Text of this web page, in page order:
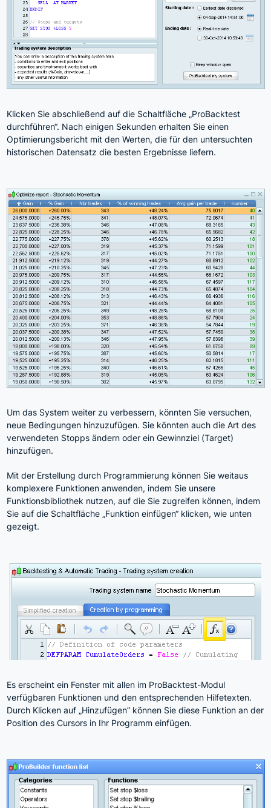
Klicken Sie abschließend auf die Schaltfläche „ProBacktest
durchführen“. Nach einigen Sekunden erhalten Sie einen
Optimierungsbericht mit den Werten, die für den untersuchten
historischen Datensatz die besten Ergebnisse liefern.
Um das System weiter zu verbessern, könnten Sie versuchen,
neue Bedingungen hinzuzufügen. Sie könnten auch die Art des
verwendeten Stopps ändern oder ein Gewinnziel (Target)
hinzufügen.
Mit der Erstellung durch Programmierung können Sie weitaus
komplexere Funktionen anwenden, indem Sie unsere
Funktionsbibliothek nutzen, auf die Sie zugreifen können, indem
Sie auf die Schaltfläche „Funktion einfügen“ klicken, wie unten
gezeigt.
Es erscheint ein Fenster mit allen im ProBacktest-Modul
verfügbaren Funktionen und den entsprechenden Hilfetexten.
Durch Klicken auf „Hinzufügen” können Sie diese Funktion an der
Position des Cursors in Ihr Programm einfügen.